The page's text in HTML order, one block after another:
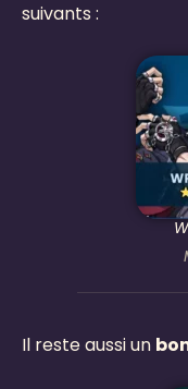
suivants :
Il reste aussi un